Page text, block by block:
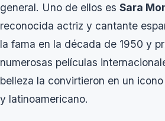
general. Uno de ellos es Sara
reconocida actriz y cantante
la fama en la década de 1950 y
numerosas películas
belleza la convirtieron en un
y latinoamericano.